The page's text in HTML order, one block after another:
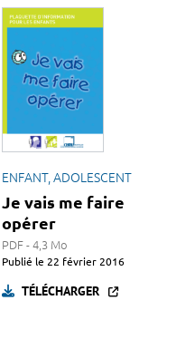
ENFANT, ADOLESCENT
Je vais me faire
opérer
PDF - 4,3 Mo
Publié le 22 février 2016
TÉLÉCHARGER